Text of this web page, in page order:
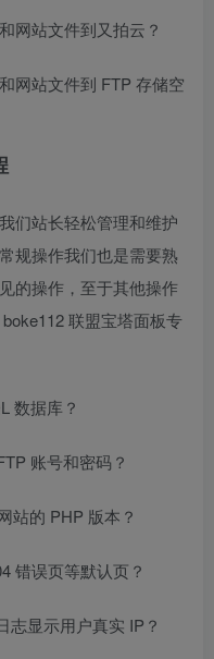
网站文件到又拍云？
网站文件到 FTP 存储空
们站长轻松管理和维护
规操作我们也是需要熟
的操作，至于其他操作
联盟宝塔面板专
数据库？
账号和密码？
站的 PHP 版本？
错误页等默认页？
志显示用户真实 IP？